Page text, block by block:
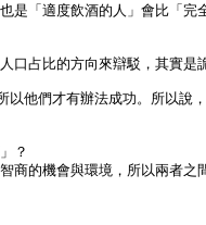
是「適度飲酒的人」會比「完
口占比的方向來辯駁，其實是
他們才有辦法成功。所以說
？
商的機會與環境，所以兩者之